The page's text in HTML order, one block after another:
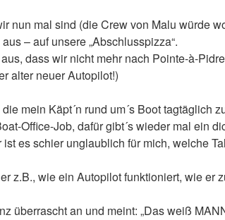
nun mal sind (die Crew von Malu würde
– auf unsere „Abschlusspizza“.
dass wir nicht mehr nach Pointe-à-
alter neuer Autopilot!)
mein Käpt´n rund um´s Boot tagtäglich
Office-Job, dafür gibt´s wieder mal ein
es schier unglaublich für mich, welche
z.B., wie ein Autopilot funktioniert, wie er
überrascht an und meint: „Das weiß